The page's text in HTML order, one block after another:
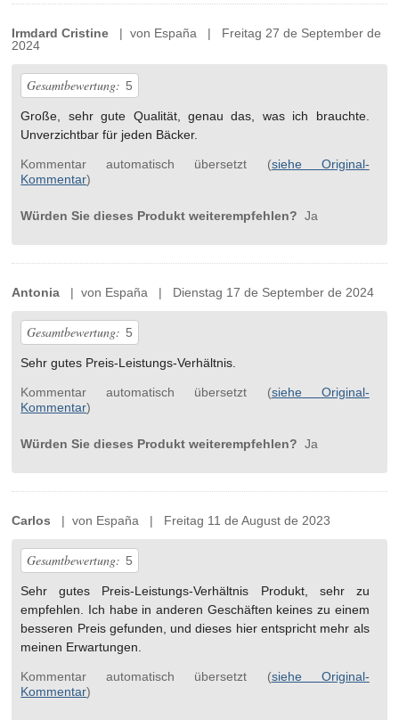
Irmdard Cristine | von España | Freitag 27 de September de
2024
Gesamtbewertung: 5
Große, sehr gute Qualität, genau das, was ich brauchte.
Unverzichtbar für jeden Bäcker.
Kommentar automatisch übersetzt (siehe Original-
Kommentar)
Würden Sie dieses Produkt weiterempfehlen? Ja
Antonia | von España | Dienstag 17 de September de 2024
Gesamtbewertung: 5
Sehr gutes Preis-Leistungs-Verhältnis.
Kommentar automatisch übersetzt (siehe Original-
Kommentar)
Würden Sie dieses Produkt weiterempfehlen? Ja
Carlos | von España | Freitag 11 de August de 2023
Gesamtbewertung: 5
Sehr gutes Preis-Leistungs-Verhältnis Produkt, sehr zu
empfehlen. Ich habe in anderen Geschäften keines zu einem
besseren Preis gefunden, und dieses hier entspricht mehr als
meinen Erwartungen.
Kommentar automatisch übersetzt (siehe Original-
Kommentar)